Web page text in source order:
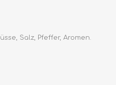
Salz, Pfeffer, Aromen.